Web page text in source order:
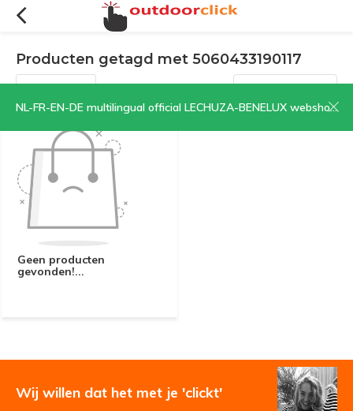
NL-FR-EN-DE multilingual official LECHUZA-BENELUX webshop | CLICK HERE NOW!
Producten getagd met 5060433190117
Filters Sorteren op:
Geen producten
gevonden!...
Wij willen dat het met je 'clickt'